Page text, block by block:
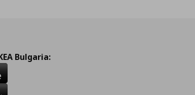
Bulgaria: